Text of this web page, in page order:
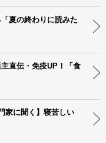
夏の終わりに読みた
直伝・免疫UP！「食
家に聞く】寝苦しい